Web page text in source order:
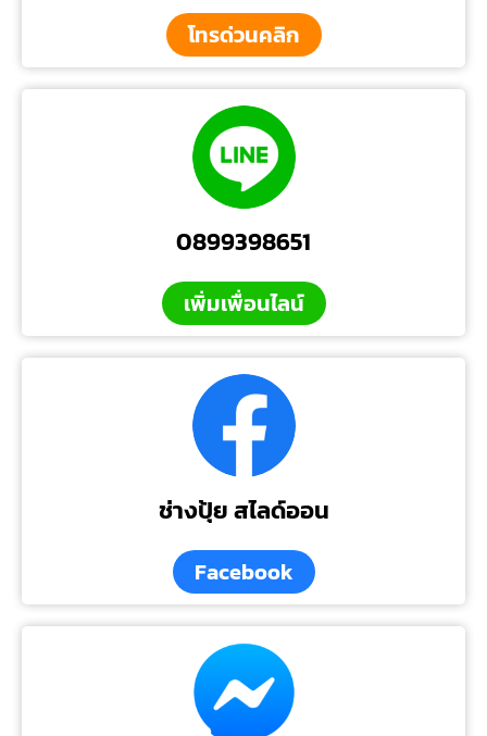
โทรด่วนคลิก
0899398651
เพิ่มเพื่อนไลน์
ช่างปุ้ย สไลด์ออน
Facebook